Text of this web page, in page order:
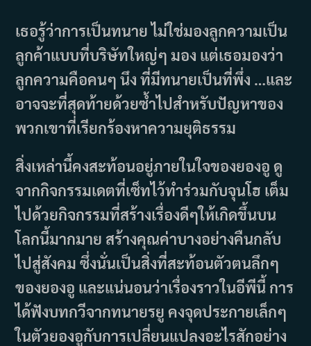
เธอรู้ว่าการเป็นทนาย ไม่ใช่มองลูกความเป็น
ลูกค้าแบบที่บริษัทใหญ่ๆ มอง แต่เธอมองว่า
ลูกความคือคนๆ นึง ที่มีทนายเป็นที่พึ่ง …และ
อาจจะที่สุดท้ายด้วยซ้ำไปสำหรับปัญหาของ
พวกเขาที่เรียกร้องหาความยุติธรรม
สิ่งเหล่านี้คงสะท้อนอยู่ภายในใจของยองอู ดู
จากกิจกรรมเดตที่เซ็ทไว้ทำร่วมกับจุนโฮ เต็ม
ไปด้วยกิจกรรมที่สร้างเรื่องดีๆให้เกิดขึ้นบน
โลกนี้มากมาย สร้างคุณค่าบางอย่างคืนกลับ
ไปสู่สังคม ซึ่งนั่นเป็นสิ่งที่สะท้อนตัวตนลึกๆ
ของยองอู และแน่นอนว่าเรื่องราวในอีพีนี้ การ
ได้ฟังบทกวีจากทนายรยู คงจุดประกายเล็กๆ
ในตัวยองอูกับการเปลี่ยนแปลงอะไรสักอย่าง